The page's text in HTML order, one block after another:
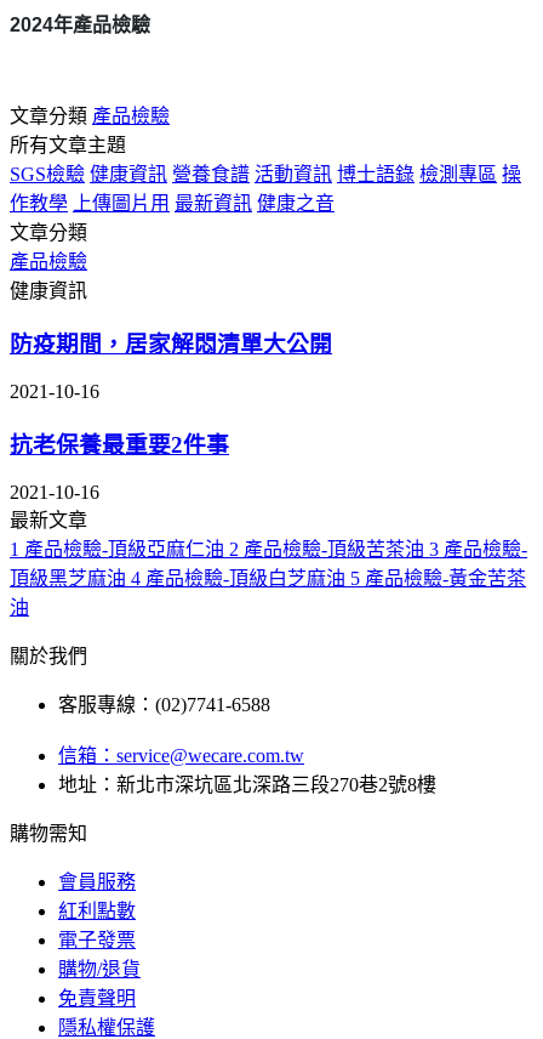
2024年產品檢驗
文章分類 產品檢驗
所有文章主題
SGS檢驗 健康資訊 營養食譜 活動資訊 博士語錄 檢測專區 操
作教學
上傳圖片用 最新資訊 健康之音
文章分類
產品檢驗
健康資訊
防疫期間，居家解悶清單大公開
2021-10-16
抗老保養最重要2件事
2021-10-16
最新文章
1 產品檢驗-頂級亞麻仁油 2 產品檢驗-頂級苦茶油 3 產品檢驗-
頂級黑芝麻油 4 產品檢驗-頂級白芝麻油 5 產品檢驗-黃金苦茶
油
關於我們
客服專線：(02)7741-6588
信箱： service@wecare.com.tw
地址：新北市深坑區北深路三段270巷2號8樓
購物需知
會員服務
紅利點數
電子發票
購物/退貨
免責聲明
隱私權保護